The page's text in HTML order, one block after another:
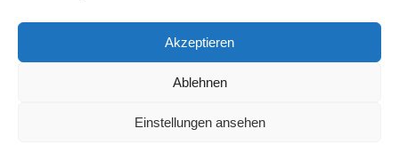
Akzeptieren
Ablehnen
Einstellungen ansehen